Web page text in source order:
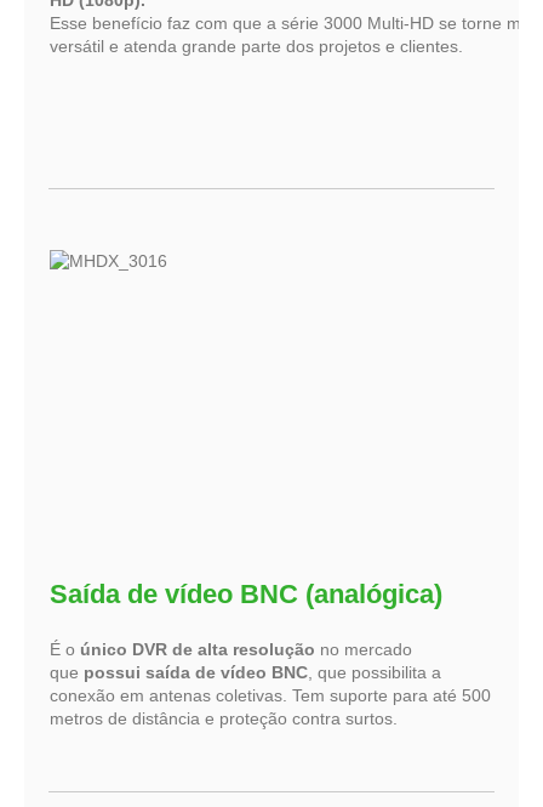
Esse benefício faz com que a série 3000 Multi-HD se torne mais
versátil e atenda grande parte dos projetos e clientes.
Saída de vídeo BNC (analógica)
É o único DVR de alta resolução no mercado
que possui saída de vídeo BNC , que possibilita a
conexão em antenas coletivas. Tem suporte para até 500
metros de distância e proteção contra surtos.